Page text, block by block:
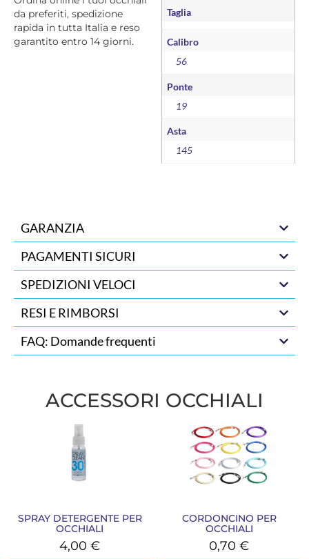
da preferiti, spedizione
rapida in tutta Italia e reso
garantito entro 14 giorni.
Taglia
Calibro
56
Ponte
19
Asta
145
GARANZIA
PAGAMENTI SICURI
SPEDIZIONI VELOCI
RESI E RIMBORSI
FAQ: Domande frequenti
ACCESSORI OCCHIALI
SPRAY DETERGENTE PER
OCCHIALI
4,00€
CORDONCINO PER
OCCHIALI
0,70€